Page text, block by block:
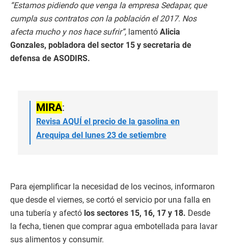
“Estamos pidiendo que venga la empresa Sedapar, que
cumpla sus contratos con la población el 2017. Nos
afecta mucho y nos hace sufrir”, lamentó Alicia
Gonzales, pobladora del sector 15 y secretaria de
defensa de ASODIRS.
MIRA:
Revisa AQUÍ el precio de la gasolina en
Arequipa del lunes 23 de setiembre
Para ejemplificar la necesidad de los vecinos, informaron
que desde el viernes, se cortó el servicio por una falla en
una tubería y afectó los sectores 15, 16, 17 y 18. Desde
la fecha, tienen que comprar agua embotellada para lavar
sus alimentos y consumir.